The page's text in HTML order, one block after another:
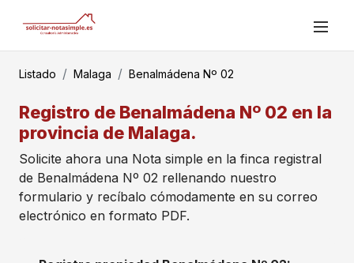
Listado Malaga Benalmádena Nº 02
Registro de Benalmádena Nº 02 en la
provincia de Malaga.
Solicite ahora una Nota simple en la finca registral
de Benalmádena Nº 02 rellenando nuestro
formulario y recíbalo cómodamente en su correo
electrónico en formato PDF.